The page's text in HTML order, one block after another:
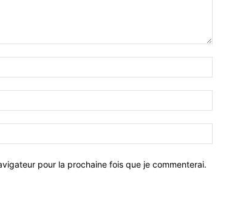
pour la prochaine fois que je commenterai.